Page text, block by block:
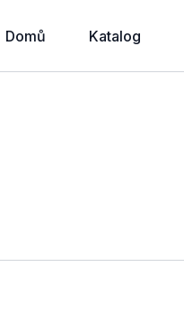
Domů Katalog